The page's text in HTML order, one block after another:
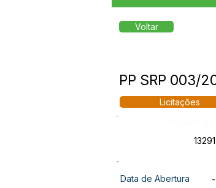
Voltar
PP SRP 003/
Licitações
13291
Data de Abertura -